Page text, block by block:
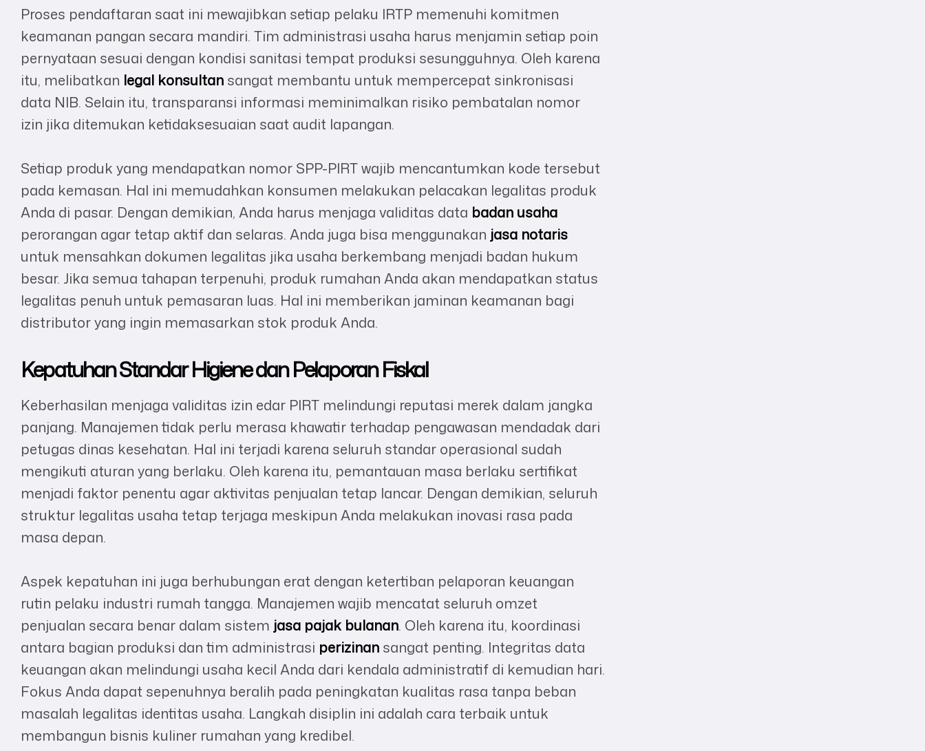
Proses pendaftaran saat ini mewajibkan setiap pelaku IRTP memenuhi komitmen
keamanan pangan secara mandiri. Tim administrasi usaha harus menjamin setiap poin
pernyataan sesuai dengan kondisi sanitasi tempat produksi sesungguhnya. Oleh karena
itu, melibatkan legal konsultan sangat membantu untuk mempercepat sinkronisasi
data NIB. Selain itu, transparansi informasi meminimalkan risiko pembatalan nomor
izin jika ditemukan ketidaksesuaian saat audit lapangan.
Setiap produk yang mendapatkan nomor SPP-PIRT wajib mencantumkan kode tersebut
pada kemasan. Hal ini memudahkan konsumen melakukan pelacakan legalitas produk
Anda di pasar. Dengan demikian, Anda harus menjaga validitas data badan usaha
perorangan agar tetap aktif dan selaras. Anda juga bisa menggunakan jasa notaris
untuk mensahkan dokumen legalitas jika usaha berkembang menjadi badan hukum
besar. Jika semua tahapan terpenuhi, produk rumahan Anda akan mendapatkan status
legalitas penuh untuk pemasaran luas. Hal ini memberikan jaminan keamanan bagi
distributor yang ingin memasarkan stok produk Anda.
Kepatuhan Standar Higiene dan Pelaporan Fiskal
Keberhasilan menjaga validitas izin edar PIRT melindungi reputasi merek dalam jangka
panjang. Manajemen tidak perlu merasa khawatir terhadap pengawasan mendadak dari
petugas dinas kesehatan. Hal ini terjadi karena seluruh standar operasional sudah
mengikuti aturan yang berlaku. Oleh karena itu, pemantauan masa berlaku sertifikat
menjadi faktor penentu agar aktivitas penjualan tetap lancar. Dengan demikian, seluruh
struktur legalitas usaha tetap terjaga meskipun Anda melakukan inovasi rasa pada
masa depan.
Aspek kepatuhan ini juga berhubungan erat dengan ketertiban pelaporan keuangan
rutin pelaku industri rumah tangga. Manajemen wajib mencatat seluruh omzet
penjualan secara benar dalam sistem jasa pajak bulanan. Oleh karena itu, koordinasi
antara bagian produksi dan tim administrasi perizinan sangat penting. Integritas data
keuangan akan melindungi usaha kecil Anda dari kendala administratif di kemudian hari.
Fokus Anda dapat sepenuhnya beralih pada peningkatan kualitas rasa tanpa beban
masalah legalitas identitas usaha. Langkah disiplin ini adalah cara terbaik untuk
membangun bisnis kuliner rumahan yang kredibel.